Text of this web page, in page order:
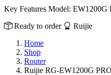
Key Features Model: EW1200G
Ready to order
Ruijie
Home
Shop
Router
Ruijie RG-EW1200G